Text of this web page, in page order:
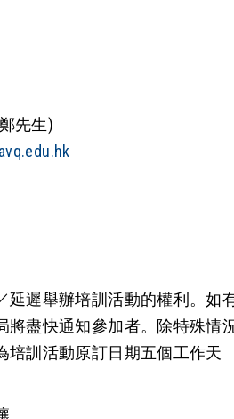
先生)
延遲舉辦培訓活動的權利。如
將盡快通知參加者。除特殊情
培訓活動原訂日期五個工作天